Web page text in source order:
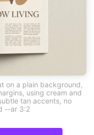
on a plain background,
using cream and
tan accents, no
--ar 3:2